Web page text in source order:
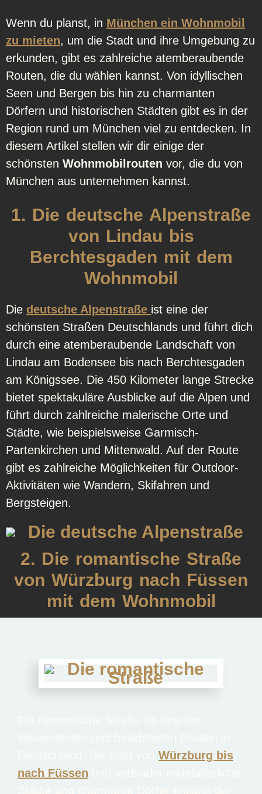
Wenn du planst, in München ein Wohnmobil
zu mieten, um die Stadt und ihre Umgebung zu
erkunden, gibt es zahlreiche atemberaubende
Routen, die du wählen kannst. Von idyllischen
Seen und Bergen bis hin zu charmanten
Dörfern und historischen Städten gibt es in der
Region rund um München viel zu entdecken. In
diesem Artikel stellen wir dir einige der
schönsten Wohnmobilrouten vor, die du von
München aus unternehmen kannst.
1. Die deutsche Alpenstraße
von Lindau bis
Berchtesgaden mit dem
Wohnmobil
Die deutsche Alpenstraße ist eine der
schönsten Straßen Deutschlands und führt dich
durch eine atemberaubende Landschaft von
Lindau am Bodensee bis nach Berchtesgaden
am Königssee. Die 450 Kilometer lange Strecke
bietet spektakuläre Ausblicke auf die Alpen und
führt durch zahlreiche malerische Orte und
Städte, wie beispielsweise Garmisch-
Partenkirchen und Mittenwald. Auf der Route
gibt es zahlreiche Möglichkeiten für Outdoor-
Aktivitäten wie Wandern, Skifahren und
Bergsteigen.
2. Die romantische Straße
von Würzburg nach Füssen
mit dem Wohnmobil
Würzburg bis
nach Füssen